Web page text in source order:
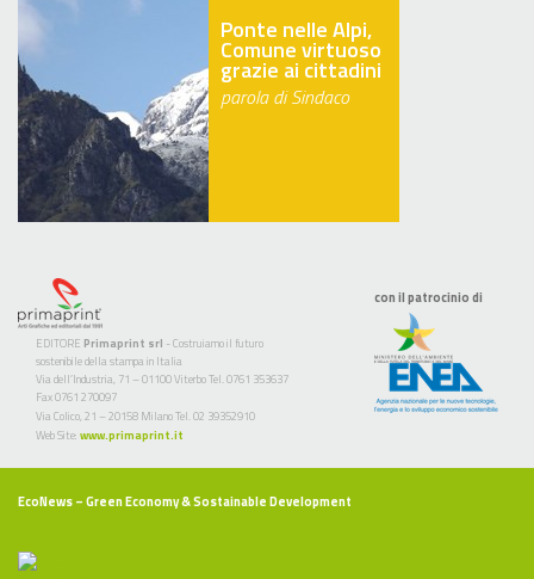
Ponte nelle Alpi,
Comune virtuoso
grazie ai cittadini
parola di Sindaco
EDITORE Primaprint srl - Costruiamo il futuro
sostenibile della stampa in Italia
Via dell’Industria, 71 – 01100 Viterbo Tel. 0761 353637
Fax 0761 270097
Via Colico, 21 – 20158 Milano Tel. 02 39352910
Web Site: www.primaprint.it
con il patrocinio di
EcoNews– Green Economy & Sostainable Development